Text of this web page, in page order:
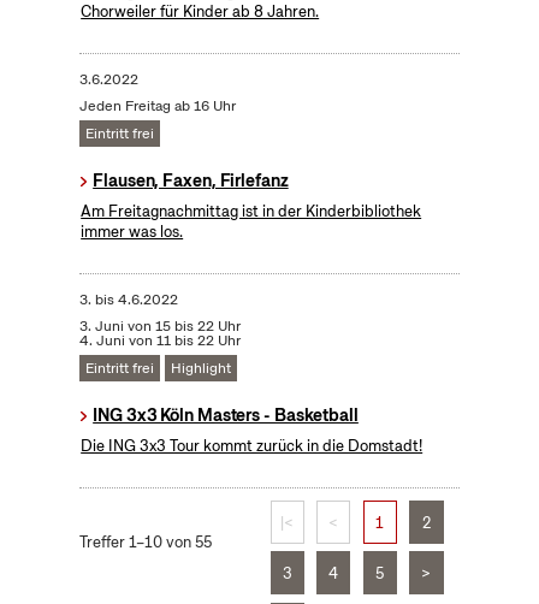
Chorweiler für Kinder ab 8 Jahren.
3.6.2022
Jeden Freitag ab 16 Uhr
Eintritt frei
Flausen, Faxen, Firlefanz
Am Freitagnachmittag ist in der Kinderbibliothek
immer was los.
3. bis4.6.2022
3. Juni von 15 bis 22 Uhr
4. Juni von 11 bis 22 Uhr
Eintritt frei
Highlight
ING 3x3 Köln Masters - Basketball
Die ING 3x3 Tour kommt zurück in die Domstadt!
Treffer 1–10 von 55
|< < 1 2
3 4 5 >